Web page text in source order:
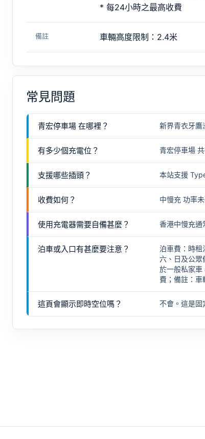
* 每24小時之最高收費
備註 車輛高度限制：2.4米
常見問題
青宏停車場 在哪裡？ 新界青衣牙鷹
有多少個充電位？ 青宏停車場
支援哪些插頭？ 本站支援
收費如何？ 中慢充 功率
使用充電器需要自備甚麼？ 香港中慢充通
泊車或入口有甚麼要注意？
泊車費：時
六、日及公
於一般私家
費；備註：
這頁會顯示即時空位嗎？ 不會。這是固